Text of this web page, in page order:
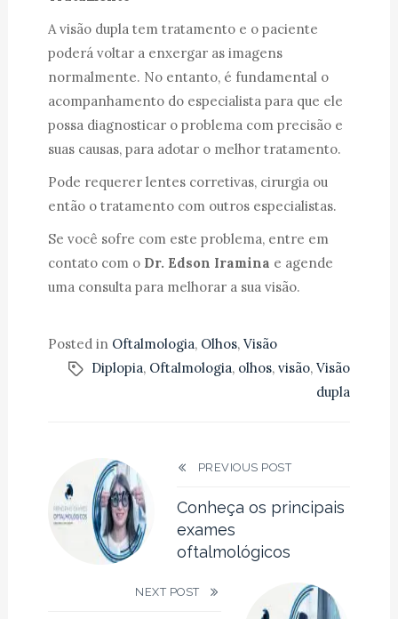
A visão dupla tem tratamento e o paciente
poderá voltar a enxergar as imagens
normalmente. No entanto, é fundamental o
acompanhamento do especialista para que ele
possa diagnosticar o problema com precisão e
suas causas, para adotar o melhor tratamento.
Pode requerer lentes corretivas, cirurgia ou
então o tratamento com outros especialistas.
Se você sofre com este problema, entre em
contato com o Dr. Edson Iramina e agende
uma consulta para melhorar a sua visão.
Posted in Oftalmologia, Olhos, Visão
Diplopia, Oftalmologia, olhos, visão, Visão
dupla
PREVIOUS POST
Conheça os principais
exames
oftalmológicos
NEXT POST